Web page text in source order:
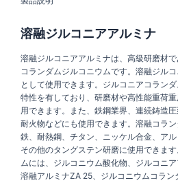
溶融ジルコニアアルミナ
溶融ジルコニアアルミナは、高級研磨材
コランダムジルコニウムです。溶融ジル
として使用できます。ジルコニアコラン
特性を有しており、研磨材や高性能重荷
用できます。また、鉄鋼業界、連続鋳造
耐火物などにも使用できます。溶融コラ
鉄、耐熱鋼、チタン、ニッケル合金、アル
その他のタングステン研磨に使用できま
ムには、ジルコニウム酸化物、ジルコニア
溶融アルミナZA 25、ジルコニウムコラ